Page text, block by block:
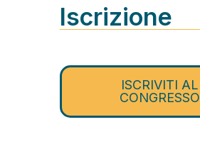
Iscrizione
ISCRIVITI AL
CONGRESSO